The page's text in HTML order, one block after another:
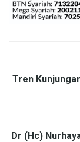
Tren
Dr (Hc)